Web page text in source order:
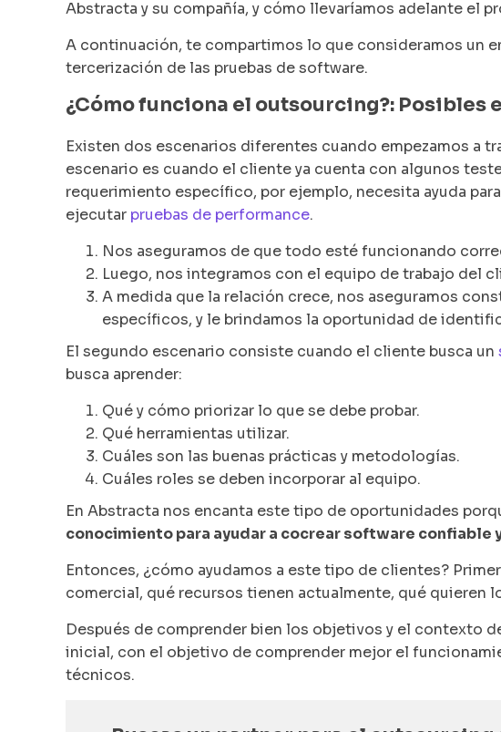
Abstracta y su compañía, y cómo llevaríamos adelante el
A continuación, te compartimos lo que consideramos un
tercerización de las pruebas de software.
¿Cómo funciona el outsourcing?: Posibles
Existen dos escenarios diferentes cuando empezamos a
escenario es cuando el cliente ya cuenta con algunos
requerimiento específico, por ejemplo, necesita ayuda
ejecutar pruebas de performance.
Nos aseguramos de que todo esté funcionando
Luego, nos integramos con el equipo de trabajo del
A medida que la relación crece, nos aseguramos
específicos, y le brindamos la oportunidad de
El segundo escenario consiste cuando el cliente busca un
busca aprender:
Qué y cómo priorizar lo que se debe probar.
Qué herramientas utilizar.
Cuáles son las buenas prácticas y metodologías.
Cuáles roles se deben incorporar al equipo.
En Abstracta nos encanta este tipo de oportunidades
conocimiento para ayudar a cocrear software confiable
Entonces, ¿cómo ayudamos a este tipo de clientes?
comercial, qué recursos tienen actualmente, qué quieren
Después de comprender bien los objetivos y el contexto
inicial, con el objetivo de comprender mejor el
técnicos.